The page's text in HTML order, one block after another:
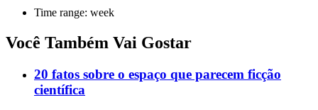
Time range: week
Você Também Vai Gostar
20 fatos sobre o espaço que parecem ficção
científica